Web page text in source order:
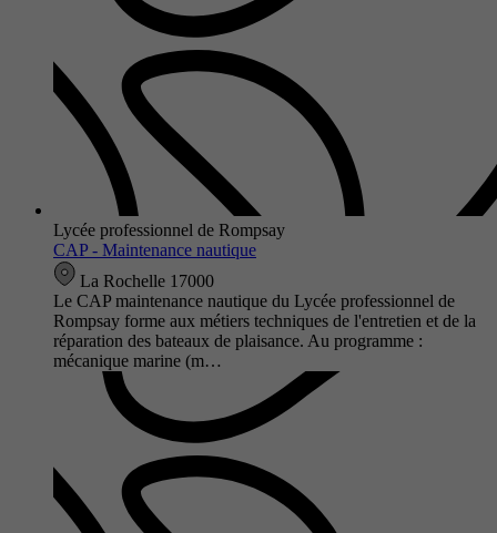
Lycée professionnel de Rompsay
CAP - Maintenance nautique
La Rochelle 17000
Le CAP maintenance nautique du Lycée professionnel de
Rompsay forme aux métiers techniques de l'entretien et de la
réparation des bateaux de plaisance. Au programme :
mécanique marine (m…